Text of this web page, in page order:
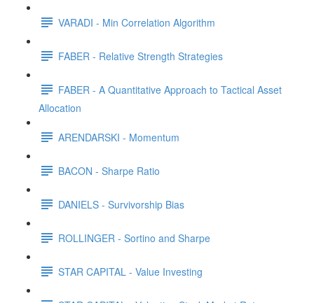
VARADI - Min Correlation Algorithm
FABER - Relative Strength Strategies
FABER - A Quantitative Approach to Tactical Asset
Allocation
ARENDARSKI - Momentum
BACON - Sharpe Ratio
DANIELS - Survivorship Bias
ROLLINGER - Sortino and Sharpe
STAR CAPITAL - Value Investing